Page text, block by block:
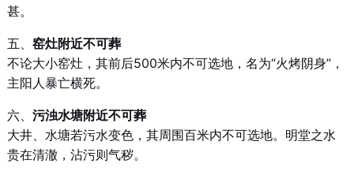
甚。
五、 窑灶附近不可葬
不论大小窑灶，其前后500米内不可选地，名为“火烤阴身”，
主阳人暴亡横死。
六、 污浊水塘附近不可葬
大井、水塘若污水变色，其周围百米内不可选地。明堂之水
贵在清澈，沾污则气秽。